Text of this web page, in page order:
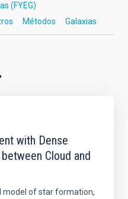
(FYEG)
Métodos Galaxias
with Dense
Cloud and
model of star formation,